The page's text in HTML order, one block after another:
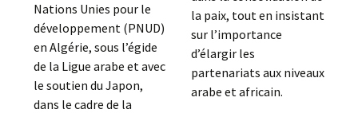
Nations Unies pour le
développement (PNUD)
en Algérie, sous l’égide
de la Ligue arabe et avec
le soutien du Japon,
dans le cadre de la
la paix, tout en insistant
sur l’importance
d’élargir les
partenariats aux niveaux
arabe et africain.